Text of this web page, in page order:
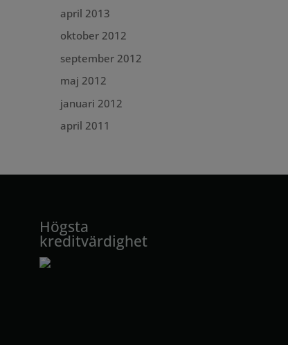
april 2013
oktober 2012
september 2012
maj 2012
januari 2012
april 2011
Högsta
kreditvärdighet